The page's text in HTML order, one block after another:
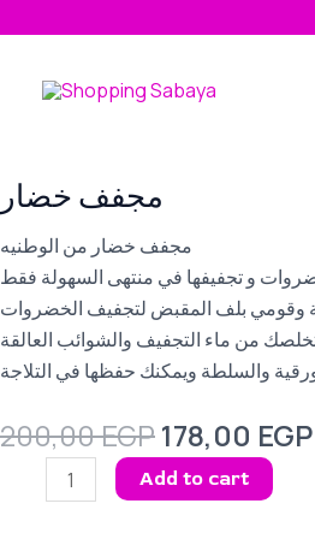
content
مجفف خضار
مجفف خضار من الوطنيه
و تجفيفها في منتهى السهولة فقط
وقومي بلف المقبض لتجفيف الخضروات
من ماء التجفيف والشوائب العالقة
والسلطة ويمكنك حفظها في التلاجة
200,00EGPOriginal
price
was:
178,00 EGP
Add to cart